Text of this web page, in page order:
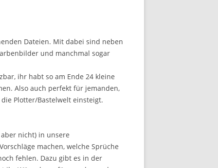
Dateien. Mit dabei sind neben
und manchmal sogar
ihr habt so am Ende 24 kleine
Also auch perfekt für jemanden,
Plotter/Bastelwelt einsteigt.
nicht) in unsere
machen, welche Sprüche
fehlen. Dazu gibt es in der